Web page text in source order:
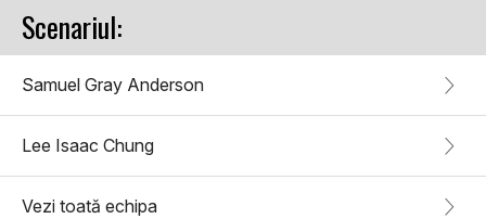
Scenariul:
Samuel Gray Anderson
Lee Isaac Chung
Vezi toată echipa